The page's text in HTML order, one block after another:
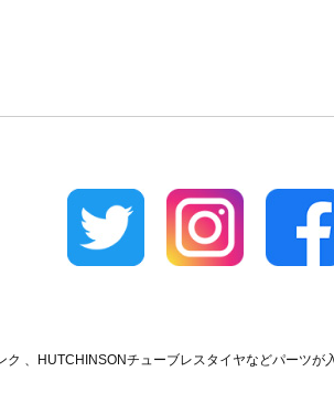
ク 、HUTCHINSONチューブレスタイヤなどパーツが